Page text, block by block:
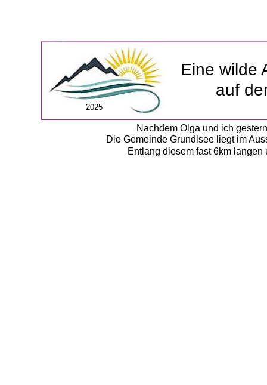
Nachdem Olga und ich
Die Gemeinde Grundlsee liegt im
Entlang diesem fast 6km
Eine wilde
auf
2025